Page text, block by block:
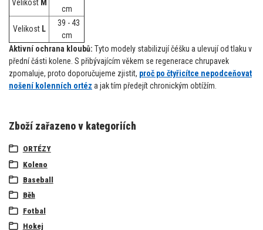
Velikost M
cm
Velikost L
39 - 43
cm
Aktivní ochrana kloubů: Tyto modely stabilizují čéšku a ulevují od tlaku v
přední části kolene. S přibývajícím věkem se regenerace chrupavek
zpomaluje, proto doporučujeme zjistit, proč po čtyřicítce nepodceňovat
nošení kolenních ortéz a jak tím předejít chronickým obtížím.
Zboží zařazeno v kategoriích
ORTÉZY
Koleno
Baseball
Běh
Fotbal
Hokej